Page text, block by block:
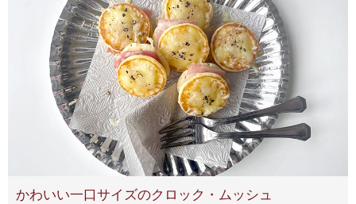
かわいい一口サイズのクロック・ムッシュ